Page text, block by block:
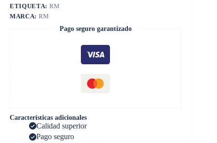
ETIQUETA: RM
MARCA: RM
Pago seguro garantizado
Características adicionales
Calidad superior
Pago seguro